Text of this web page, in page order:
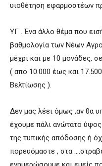
υιοθέτηση εφαρμοστέων
ΥΓ . Ένα άλλο θέμα που
βαθμολογία των Νέων
μέχρι και με 10 μονάδες,
( από 10.000 έως και
Βελτίωσης ).
Δεν μας λέει όμως ,αν θα
έχουμε πάλι ανώτατο
της τυπικής απόδοσης ή
πορευόμαστε , στα